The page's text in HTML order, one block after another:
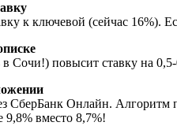
к ключевой (сейчас
в Сочи!) повысит ставку на
СберБанк Онлайн.
вместо 8,7%!